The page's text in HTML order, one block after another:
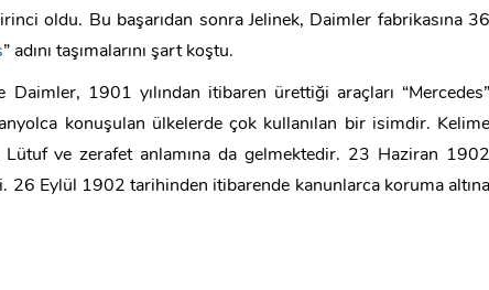
oldu. Bu başarıdan sonra Jelinek, Daimler fabrikasına 36
” adını taşımalarını şart koştu.
Daimler, 1901 yılından itibaren ürettiği araçları “Mercedes”
konuşulan ülkelerde çok kullanılan bir isimdir. Kelime
Lütuf ve zerafet anlamına da gelmektedir. 23 Haziran 1902
26 Eylül 1902 tarihinden itibarende kanunlarca koruma altına